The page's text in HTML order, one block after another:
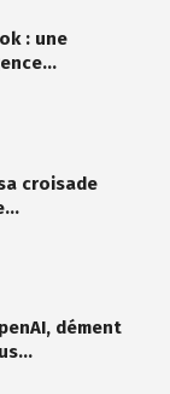
: une
croisade
dément